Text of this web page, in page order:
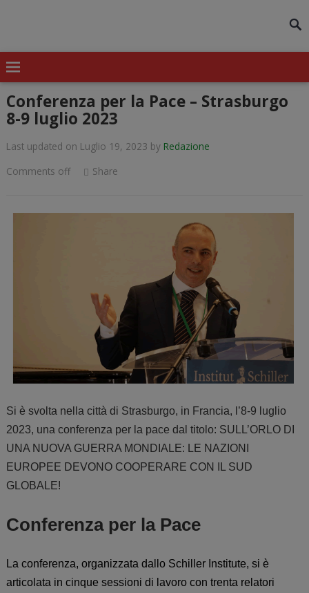
Conferenza per la Pace – Strasburgo
8-9 luglio 2023
Last updated on Luglio 19, 2023 by Redazione
Comments off
Share
Si è svolta nella città di Strasburgo, in Francia, l’8-9 luglio
2023, una conferenza per la pace dal titolo: SULL’ORLO DI
UNA NUOVA GUERRA MONDIALE: LE NAZIONI
EUROPEE DEVONO COOPERARE CON IL SUD
GLOBALE!
Conferenza per la Pace
La conferenza, organizzata dallo Schiller Institute, si è
articolata in cinque sessioni di lavorocon trenta relatori